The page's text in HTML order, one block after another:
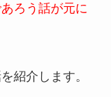
ろう話が元に
紹介します。